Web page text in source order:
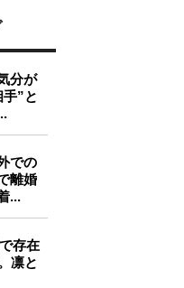
分が
”と
での
離婚
...
存在
凛と